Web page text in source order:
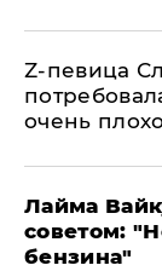
Z-певица
очень
Лайма
советом:
бензина"